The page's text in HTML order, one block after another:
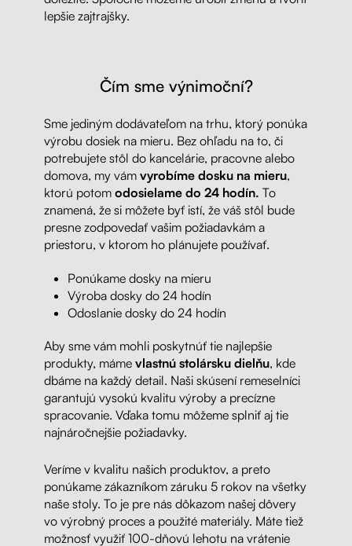
lepšie zajtrajšky.
Čím sme výnimoční?
Sme jediným dodávateľom na trhu, ktorý ponúka
výrobu dosiek na mieru. Bez ohľadu na to, či
potrebujete stôl do kancelárie, pracovne alebo
domova, my vám vyrobíme dosku na mieru,
ktorú potom odosielame do 24 hodín. To
znamená, že si môžete byť istí, že váš stôl bude
presne zodpovedať vašim požiadavkám a
priestoru, v ktorom ho plánujete používať.
Ponúkame dosky na mieru
Výroba dosky do 24 hodín
Odoslanie dosky do 24 hodín
Aby sme vám mohli poskytnúť tie najlepšie
produkty, máme vlastnú stolársku dielňu, kde
dbáme na každý detail. Naši skúsení remeselníci
garantujú vysokú kvalitu výroby a precízne
spracovanie. Vďaka tomu môžeme splniť aj tie
najnáročnejšie požiadavky.
Veríme v kvalitu našich produktov, a preto
ponúkame zákazníkom záruku 5 rokov na všetky
naše stoly. To je pre nás dôkazom našej dôvery
vo výrobný proces a použité materiály. Máte tiež
možnosť využiť 100-dňovú lehotu na vrátenie